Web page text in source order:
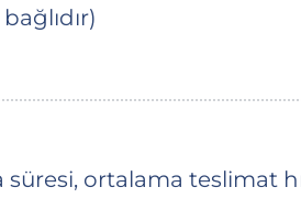
bağlıdır)
ortalama teslimat